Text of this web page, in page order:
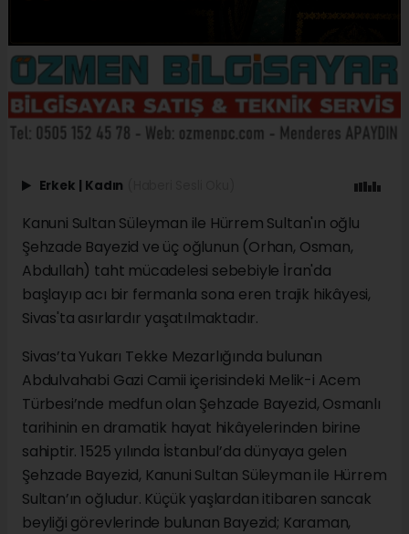
Erkek | Kadın
Kanuni Sultan Süleyman ile Hürrem Sultan'ın oğlu
Şehzade Bayezid ve üç oğlunun (Orhan, Osman,
Abdullah) taht mücadelesi sebebiyle İran'da
başlayıp acı bir fermanla sona eren trajik hikâyesi,
Sivas'ta asırlardır yaşatılmaktadır.
Sivas’ta Yukarı Tekke Mezarlığında bulunan
Abdulvahabi Gazi Camii içerisindeki Melik-i Acem
Türbesi’nde medfun olan Şehzade Bayezid, Osmanlı
tarihinin en dramatik hayat hikâyelerinden birine
sahiptir. 1525 yılında İstanbul’da dünyaya gelen
Şehzade Bayezid, Kanuni Sultan Süleyman ile Hürrem
Sultan’ın oğludur. Küçük yaşlardan itibaren sancak
beyliği görevlerinde bulunan Bayezid; Karaman,